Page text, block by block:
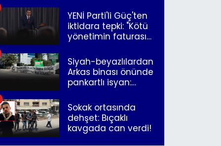
YENİ Parti'li Güç'ten
iktidara tepki: "Kötü
yönetimin faturasını
Siyah-beyazlılardan
Arkas binası önünde
pankartlı isyan:
İzmir"
Sokak ortasında
dehşet: Bıçaklı
kavgada can verdi!